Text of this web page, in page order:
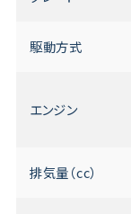
駆動方式
エンジン
排気量（cc）